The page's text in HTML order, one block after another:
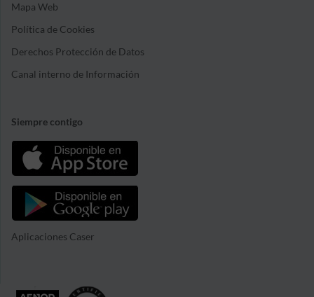
Mapa Web
Política de Cookies
Derechos Protección de Datos
Canal interno de Información
Siempre contigo
Aplicaciones Caser